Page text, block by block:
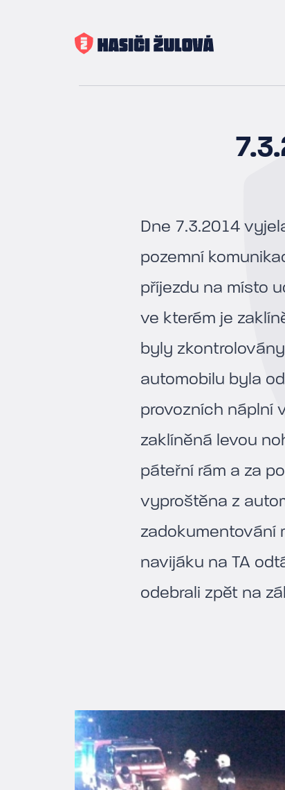
Dne 7.3.2014
pozemní
příjezdu na místo
ve kterém je
byly
automobilu byla
provozních náplní
zaklíněná levou
páteřní rám a za
vyproštěna z
zadokumentování
navijáku na TA
odebrali zpět na